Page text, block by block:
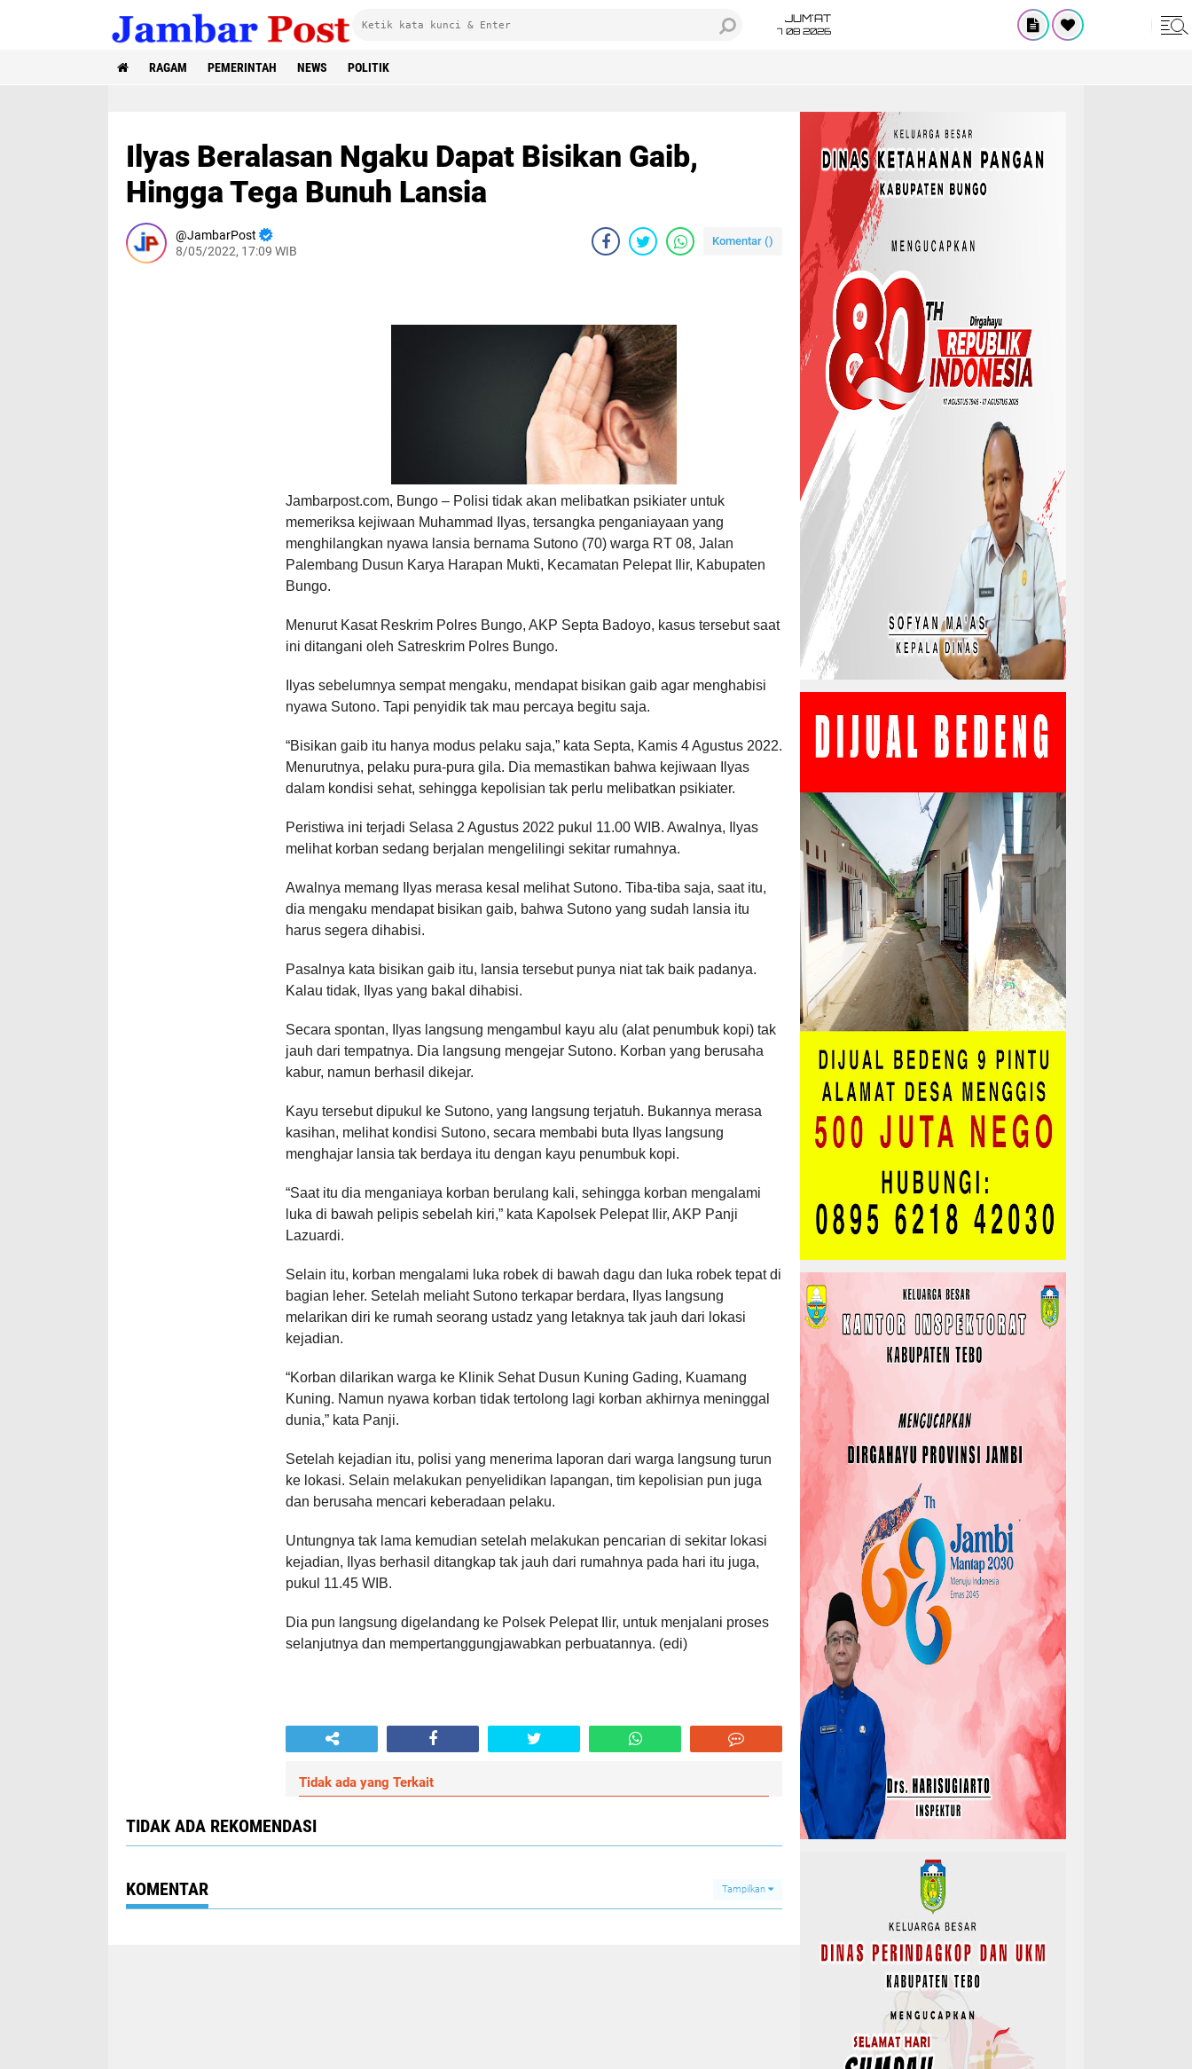
JUM'AT
7 08 2026
RAGAM PEMERINTAH NEWS POLITIK
Ilyas Beralasan Ngaku Dapat Bisikan Gaib,
Hingga Tega Bunuh Lansia
JambarPost
8/05/2022, 17:09 WIB
Komentar ()
Jambarpost.com, Bungo – Polisi tidak akan melibatkan psikiater untuk
memeriksa kejiwaan Muhammad Ilyas, tersangka penganiayaan yang
menghilangkan nyawa lansia bernama Sutono (70) warga RT 08, Jalan
Palembang Dusun Karya Harapan Mukti, Kecamatan Pelepat Ilir, Kabupaten
Bungo.
Menurut Kasat Reskrim Polres Bungo, AKP Septa Badoyo, kasus tersebut saat
ini ditangani oleh Satreskrim Polres Bungo.
Ilyas sebelumnya sempat mengaku, mendapat bisikan gaib agar menghabisi
nyawa Sutono. Tapi penyidik tak mau percaya begitu saja.
“Bisikan gaib itu hanya modus pelaku saja,” kata Septa, Kamis 4 Agustus 2022.
Menurutnya, pelaku pura-pura gila. Dia memastikan bahwa kejiwaan Ilyas
dalam kondisi sehat, sehingga kepolisian tak perlu melibatkan psikiater.
Peristiwa ini terjadi Selasa 2 Agustus 2022 pukul 11.00 WIB. Awalnya, Ilyas
melihat korban sedang berjalan mengelilingi sekitar rumahnya.
Awalnya memang Ilyas merasa kesal melihat Sutono. Tiba-tiba saja, saat itu,
dia mengaku mendapat bisikan gaib, bahwa Sutono yang sudah lansia itu
harus segera dihabisi.
Pasalnya kata bisikan gaib itu, lansia tersebut punya niat tak baik padanya.
Kalau tidak, Ilyas yang bakal dihabisi.
Secara spontan, Ilyas langsung mengambul kayu alu (alat penumbuk kopi) tak
jauh dari tempatnya. Dia langsung mengejar Sutono. Korban yang berusaha
kabur, namun berhasil dikejar.
Kayu tersebut dipukul ke Sutono, yang langsung terjatuh. Bukannya merasa
kasihan, melihat kondisi Sutono, secara membabi buta Ilyas langsung
menghajar lansia tak berdaya itu dengan kayu penumbuk kopi.
“Saat itu dia menganiaya korban berulang kali, sehingga korban mengalami
luka di bawah pelipis sebelah kiri,” kata Kapolsek Pelepat Ilir, AKP Panji
Lazuardi.
Selain itu, korban mengalami luka robek di bawah dagu dan luka robek tepat di
bagian leher. Setelah meliaht Sutono terkapar berdara, Ilyas langsung
melarikan diri ke rumah seorang ustadz yang letaknya tak jauh dari lokasi
kejadian.
“Korban dilarikan warga ke Klinik Sehat Dusun Kuning Gading, Kuamang
Kuning. Namun nyawa korban tidak tertolong lagi korban akhirnya meninggal
dunia,” kata Panji.
Setelah kejadian itu, polisi yang menerima laporan dari warga langsung turun
ke lokasi. Selain melakukan penyelidikan lapangan, tim kepolisian pun juga
dan berusaha mencari keberadaan pelaku.
Untungnya tak lama kemudian setelah melakukan pencarian di sekitar lokasi
kejadian, Ilyas berhasil ditangkap tak jauh dari rumahnya pada hari itu juga,
pukul 11.45 WIB.
Dia pun langsung digelandang ke Polsek Pelepat Ilir, untuk menjalani proses
selanjutnya dan mempertanggungjawabkan perbuatannya. (edi)
Tidak ada yang Terkait
TIDAK ADA REKOMENDASI
KOMENTAR Tampilkan